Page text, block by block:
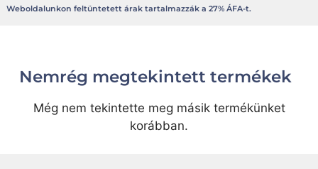
Weboldalunkon feltüntetett árak tartalmazzák a 27% ÁFA-t.
Nemrég megtekintett termékek
Még nem tekintette meg másik termékünket
korábban.